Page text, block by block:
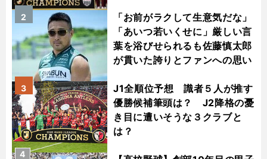
「お前がラクして生意気だな」
「あいつ若いくせに」厳しい言
葉を浴びせられるも佐藤慎太郎
が貫いた誇りとファンへの思い
2
J1全順位予想 識者５人が推す
優勝候補筆頭は？ J2降格の憂
き目に遭いそうな３クラブと
は？
3
4